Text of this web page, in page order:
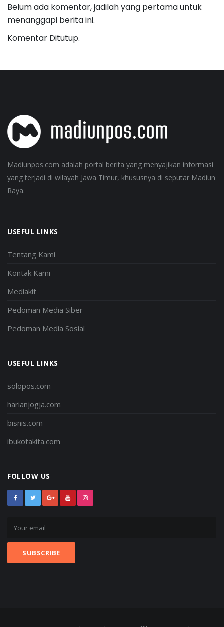
Belum ada komentar, jadilah yang pertama untuk
menanggapi berita ini.
Komentar Ditutup.
Madiunpos.com adalah portal berita yang menyajikan informasi
yang terjadi di wilayah Jawa Timur, khususnya di seputar Madiun
Raya.
USEFUL LINKS
Tentang Kami
Kontak Kami
Mediakit
Pedoman Media Siber
Pedoman Media Sosial
USEFUL LINKS
solopos.com
harianjogja.com
bisnis.com
ibukotakita.com
FOLLOW US